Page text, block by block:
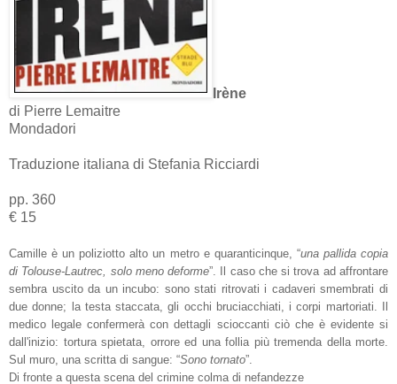
Irène
di Pierre Lemaitre
Mondadori
Traduzione italiana di Stefania Ricciardi
pp. 360
€ 15
Camille è un poliziotto alto un metro e quaranticinque, “una pallida copia
di Tolouse-Lautrec, solo meno deforme”. Il caso che si trova ad affrontare
sembra uscito da un incubo: sono stati ritrovati i cadaveri smembrati di
due donne; la testa staccata, gli occhi bruciacchiati, i corpi martoriati. Il
medico legale confermerà con dettagli scioccanti ciò che è evidente si
dall'inizio: tortura spietata, orrore ed una follia più tremenda della morte.
Sul muro, una scritta di sangue: “Sono tornato”.
Di fronte a questa scena del crimine colma di nefandezze